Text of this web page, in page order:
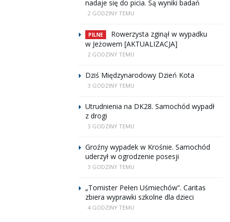
nadaje się do picia. Są wyniki badań
2 GODZINY TEMU
PILNE
Rowerzysta zginął w wypadku
w Jeżowem [AKTUALIZACJA]
2 GODZINY TEMU
Dziś Międzynarodowy Dzień Kota
3 GODZINY TEMU
Utrudnienia na DK28. Samochód wypadł
z drogi
3 GODZINY TEMU
Groźny wypadek w Krośnie. Samochód
uderzył w ogrodzenie posesji
3 GODZINY TEMU
„Tornister Pełen Uśmiechów”. Caritas
zbiera wyprawki szkolne dla dzieci
4 GODZINY TEMU